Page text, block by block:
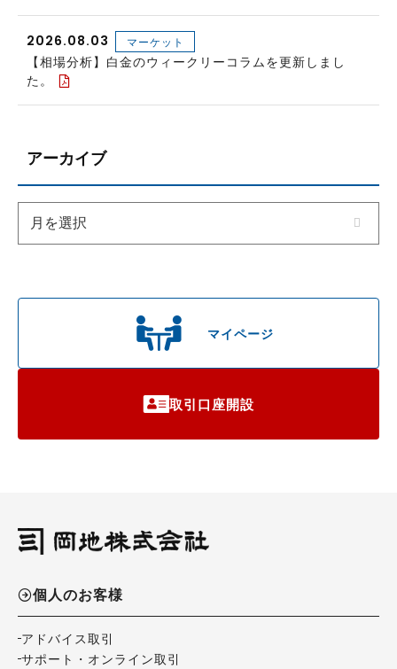
マイページ
取引口座開設
2026.08.03 マーケット
【相場分析】白金のウィークリーコラムを更新しまし
た。
アーカイブ
個人のお客様
アドバイス取引
サポート・オンライン取引